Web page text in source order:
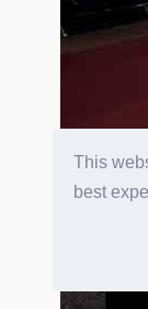
This
best